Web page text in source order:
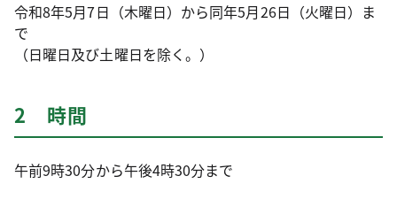
令和8年5月7日（木曜日）から同年5月26日（火曜日）ま
で
（日曜日及び土曜日を除く。）
2 時間
午前9時30分から午後4時30分まで